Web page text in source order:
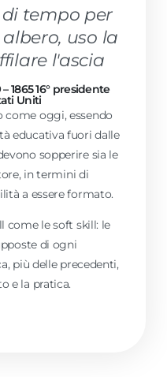
tempo per
uso la
l'ascia
1865 16° presidente
Uniti
come oggi, essendo
educativa fuori dalle
sopperire sia le
in termini di
a essere formato.
come le soft skill: le
di ogni
più delle precedenti,
e la pratica.